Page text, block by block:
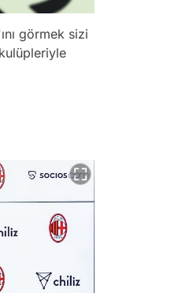
görmek sizi